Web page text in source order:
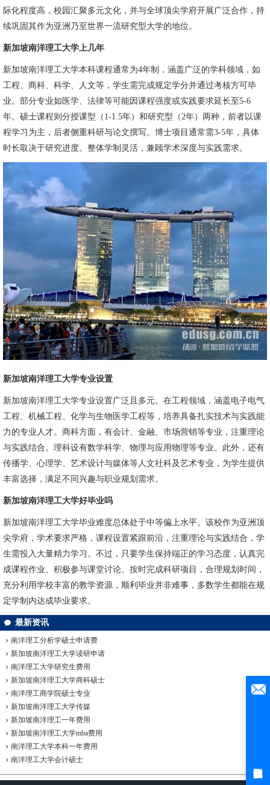
际化程度高，校园汇聚多元文化，并与全球顶尖学府开展广泛合作，持
续巩固其作为亚洲乃至世界一流研究型大学的地位。
新加坡南洋理工大学上几年
新加坡南洋理工大学本科课程通常为4年制，涵盖广泛的学科领域，如
工程、商科、科学、人文等，学生需完成规定学分并通过考核方可毕
业。部分专业如医学、法律等可能因课程强度或实践要求延长至5-6
年。硕士课程则分授课型（1-1.5年）和研究型（2年）两种，前者以课
程学习为主，后者侧重科研与论文撰写。博士项目通常需3-5年，具体
时长取决于研究进度。整体学制灵活，兼顾学术深度与实践需求。
新加坡南洋理工大学专业设置
新加坡南洋理工大学专业设置广泛且多元。在工程领域，涵盖电子电气
工程、机械工程、化学与生物医学工程等，培养具备扎实技术与实践能
力的专业人才。商科方面，有会计、金融、市场营销等专业，注重理论
与实践结合。理科设有数学科学、物理与应用物理等专业。此外，还有
传播学、心理学、艺术设计与媒体等人文社科及艺术专业，为学生提供
丰富选择，满足不同兴趣与职业规划需求。
新加坡南洋理工大学好毕业吗
新加坡南洋理工大学毕业难度总体处于中等偏上水平。该校作为亚洲顶
尖学府，学术要求严格，课程设置紧跟前沿，注重理论与实践结合，学
生需投入大量精力学习。不过，只要学生保持端正的学习态度，认真完
成课程作业、积极参与课堂讨论、按时完成科研项目，合理规划时间，
充分利用学校丰富的教学资源，顺利毕业并非难事，多数学生都能在规
定学制内达成毕业要求。
最新资讯
南洋理工分析学硕士申请费
新加坡南洋理工大学读研申请
南洋理工大学研究生费用
新加坡南洋理工大学商科硕士
南洋理工商学院硕士专业
新加坡南洋理工大学传媒
新加坡南洋理工一年费用
新加坡南洋理工大学mba费用
南洋理工大学本科一年费用
南洋理工大学会计硕士